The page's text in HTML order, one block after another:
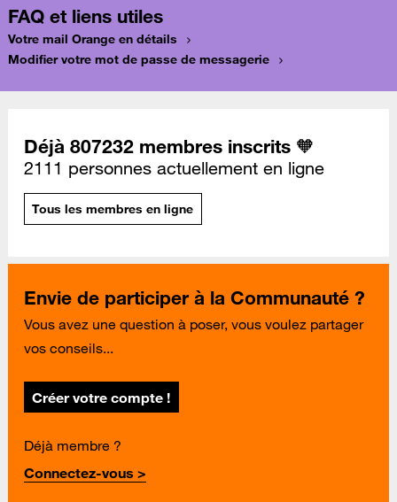
FAQ et liens utiles
Votre mail Orange en détails
Modifier votre mot de passe de messagerie
Déjà 807232 membres inscrits 🧡
2111 personnes actuellement en ligne
Tous les membres en ligne
Envie de participer à la Communauté ?
Vous avez une question à poser, vous voulez partager
vos conseils...
Créer votre compte !
Déjà membre ?
Connectez-vous >